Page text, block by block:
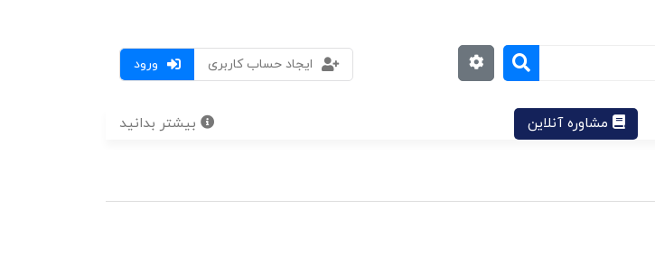
ورود
ایجاد حساب کاربری
مشاوره آنلاین بیشتر بدانید